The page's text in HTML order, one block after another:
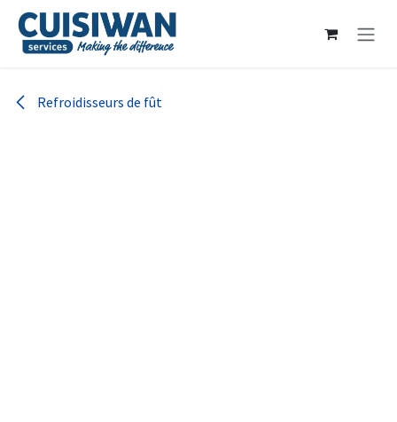
Se rendre au contenu
Refroidisseurs de fût